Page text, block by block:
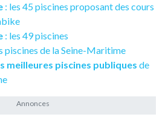
: les 45 piscines proposant des cours
: les 49 piscines
piscines de la Seine-Maritime
meilleures piscines publiques de